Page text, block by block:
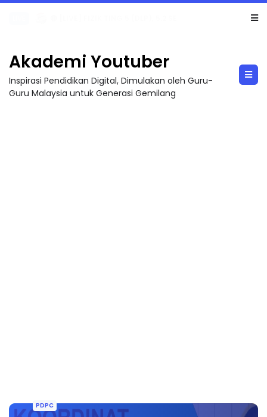
Akademi Youtuber
Inspirasi Pendidikan Digital, Dimulakan oleh Guru-
Guru Malaysia untuk Generasi Gemilang
PDPC